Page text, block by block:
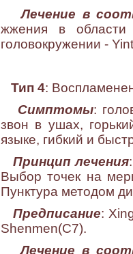
Лечение в
жжения в
головокружении -
Тип 4:
Симптомы:
звон в ушах,
языке, гибкий и
Принцип лечения
Выбор точек на
Пунктура методом
Предписание:
Shenmen(C7).
Лечение в